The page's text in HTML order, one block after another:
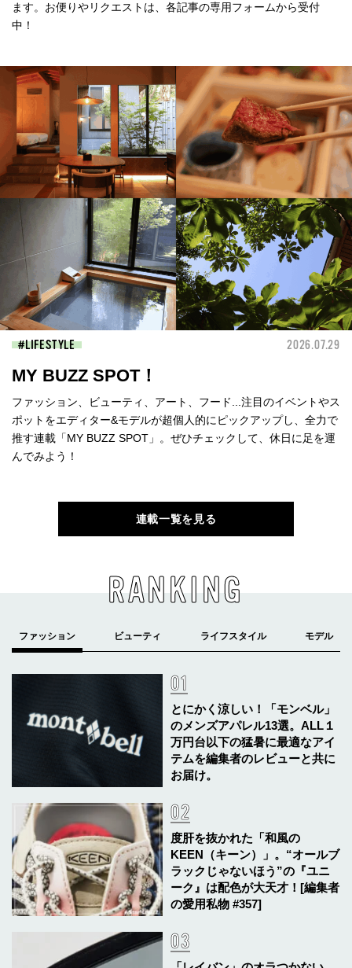
ます。お便りやリクエストは、各記事の専用フォームから受付
中！
LIFESTYLE 2026.07.29
MY BUZZ SPOT！
ファッション、ビューティ、アート、フード...注目のイベントやス
ポットをエディター&モデルが超個人的にピックアップし、全力で
推す連載「MY BUZZ SPOT」。ぜひチェックして、休日に足を運
んでみよう！
連載一覧を見る
RANKING
とにかく涼しい！「モンベル」
のメンズアパレル13選。ALL１
万円台以下の猛暑に最適なアイ
テムを編集者のレビューと共に
お届け。
度肝を抜かれた「和風の
KEEN（キーン）」。“オールブ
ラックじゃないほう”の『ユニ
ーク』は配色が大天才！[編集者
の愛用私物 #357]